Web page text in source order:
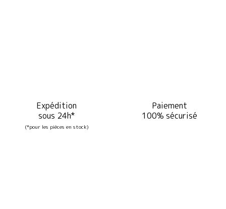
Expédition
sous 24h*
(*pour les pièces en stock)
Paiement
100% sécurisé